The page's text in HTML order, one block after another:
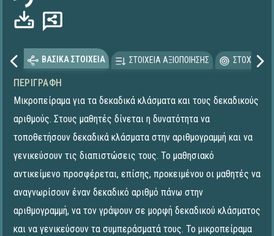
ΒΑΣΙΚΑ ΣΤΟΙΧΕΙΑ ΣΤΟΙΧΕΙΑ ΑΞΙΟΠΟΙΗΣΗΣ
ΠΕΡΙΓΡΑΦΉ
Μικροπείραμα για τα δεκαδικά κλάσματα και τους δεκαδικούς
αριθμούς. Στους μαθητές δίνεται η δυνατότητα να
τοποθετήσουν δεκαδικά κλάσματα στην αριθμογραμμή και να
γενικεύσουν τις διαπιστώσεις τους. Το μαθησιακό
αντικείμενο προσφέρεται, επίσης, προκειμένου οι μαθητές να
αναγνωρίσουν έναν δεκαδικό αριθμό πάνω στην
αριθμογραμμή, να τον γράψουν σε μορφή δεκαδικού κλάσματος
και να γενικεύσουν τα συμπεράσματά τους. To μικροπείραμα